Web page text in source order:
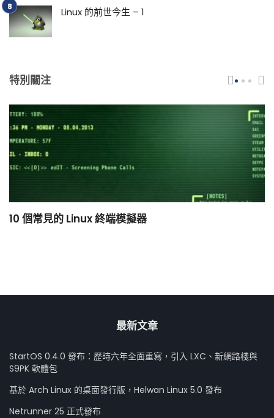
Linux 的前世今生 – 1
特別關注
10 個常見的 Linux 終端模擬器
最新文章
StartOS 0.4.0 發布：歷時六年全面重寫，引入 LXC、新網路棧與
S9PK 軟體包
基於 Arch Linux 的桌面發行版，Helwan Linux 5.0 發布
Netrunner 25 正式發布